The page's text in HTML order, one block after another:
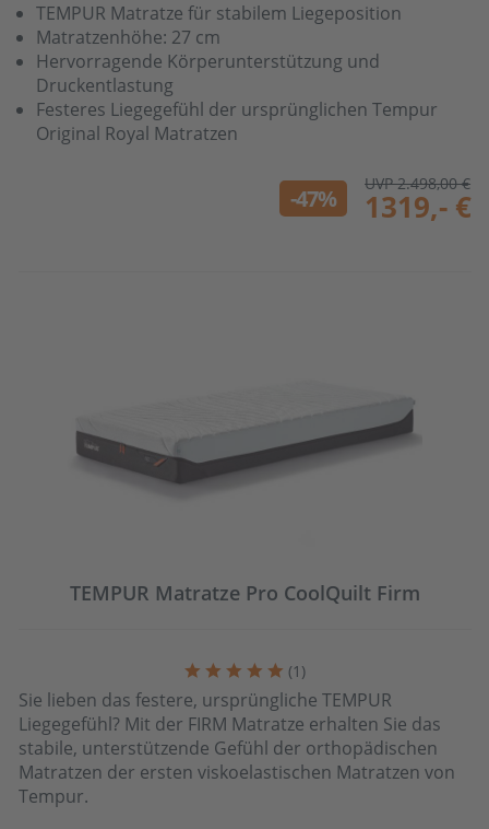
TEMPUR Matratze für stabilem Liegeposition
Matratzenhöhe: 27 cm
Hervorragende Körperunterstützung und
Druckentlastung
Festeres Liegegefühl der ursprünglichen Tempur
Original Royal Matratzen
-47% 1319,- €
UVP 2.498,00 €
TEMPUR Matratze Pro CoolQuilt Firm
(1 )
Sie lieben das festere, ursprüngliche TEMPUR
Liegegefühl? Mit der FIRM Matratze erhalten Sie das
stabile, unterstützende Gefühl der orthopädischen
Matratzen der ersten viskoelastischen Matratzen von
Tempur.